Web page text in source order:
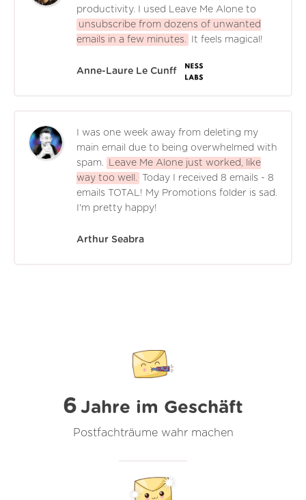
productivity. I used Leave Me Alone to
unsubscribe from dozens of unwanted
emails in a few minutes.
It feels magical!
Anne-Laure Le Cunff
I was one week away from deleting my
main email due to being overwhelmed with
spam.
Leave Me Alone just worked, like
way too well.
Today I received 8 emails - 8
emails TOTAL! My Promotions folder is sad.
I'm pretty happy!
Arthur Seabra
6 Jahre im Geschäft
Postfachträume wahr machen